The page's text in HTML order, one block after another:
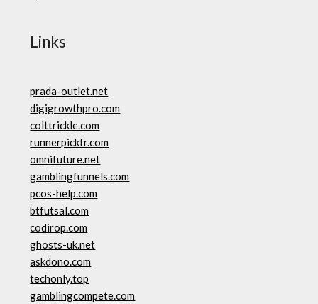
Links
prada-outlet.net
digigrowthpro.com
colttrickle.com
runnerpickfr.com
omnifuture.net
gamblingfunnels.com
pcos-help.com
btfutsal.com
codirop.com
ghosts-uk.net
askdono.com
techonly.top
gamblingcompete.com